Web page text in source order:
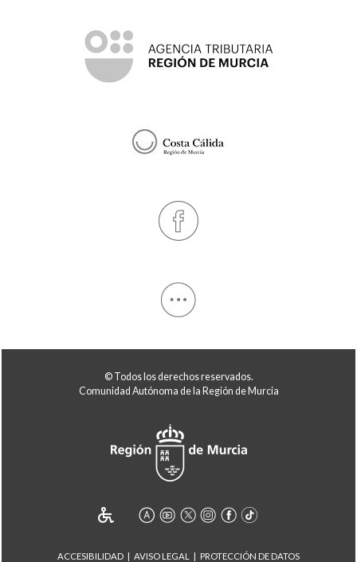
© Todos los derechos reservados.
Comunidad Autónoma de la Región de Murcia
ACCESIBILIDAD AVISO LEGAL PROTECCIÓN DE DATOS